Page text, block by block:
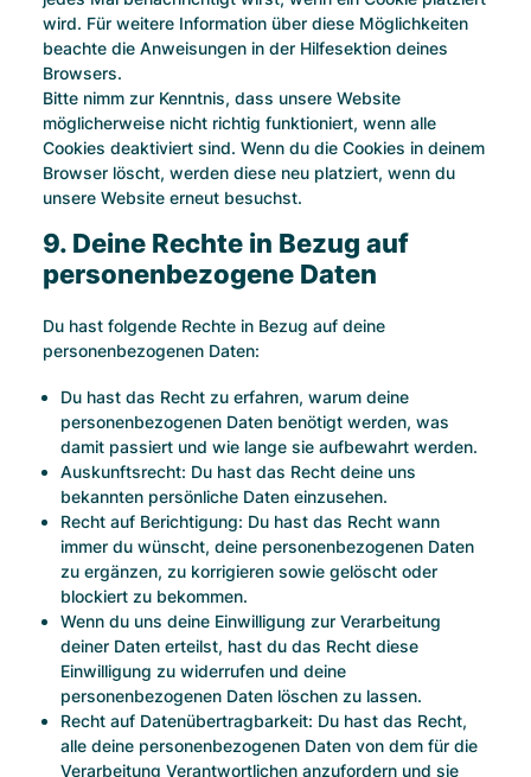
wird. Für weitere Information über diese Möglichkeiten
beachte die Anweisungen in der Hilfesektion deines
Browsers.
Bitte nimm zur Kenntnis, dass unsere Website
möglicherweise nicht richtig funktioniert, wenn alle
Cookies deaktiviert sind. Wenn du die Cookies in deinem
Browser löscht, werden diese neu platziert, wenn du
unsere Website erneut besuchst.
9. Deine Rechte in Bezug auf
personenbezogene Daten
Du hast folgende Rechte in Bezug auf deine
personenbezogenen Daten:
Du hast das Recht zu erfahren, warum deine
personenbezogenen Daten benötigt werden, was
damit passiert und wie lange sie aufbewahrt werden.
Auskunftsrecht: Du hast das Recht deine uns
bekannten persönliche Daten einzusehen.
Recht auf Berichtigung: Du hast das Recht wann
immer du wünscht, deine personenbezogenen Daten
zu ergänzen, zu korrigieren sowie gelöscht oder
blockiert zu bekommen.
Wenn du uns deine Einwilligung zur Verarbeitung
deiner Daten erteilst, hast du das Recht diese
Einwilligung zu widerrufen und deine
personenbezogenen Daten löschen zu lassen.
Recht auf Datenübertragbarkeit: Du hast das Recht,
alle deine personenbezogenen Daten von dem für die
Verarbeitung Verantwortlichen anzufordern und sie